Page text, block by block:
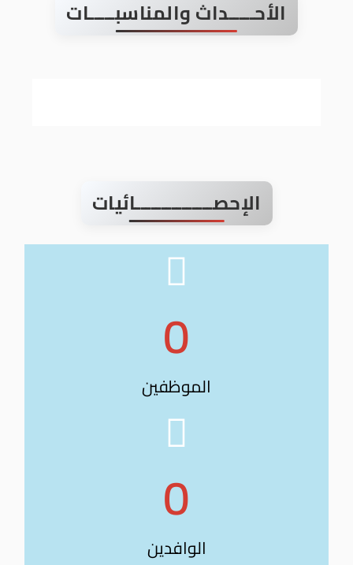
الأحـــــداث والمناسبـــــات
الإحصـــــــــــــــائيات
0
الموظفين
0
الوافدين